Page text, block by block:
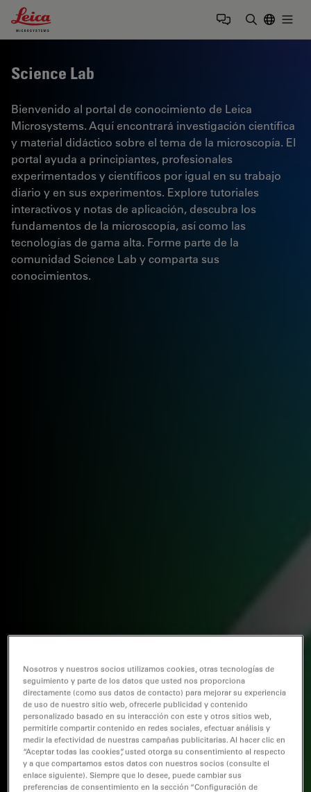
Leica Microsystems Logo
Science Lab
Bienvenido al portal de conocimiento de Leica
Microsystems. Aquí encontrará investigación científica
y material didáctico sobre el tema de la microscopía. El
portal ayuda a principiantes, profesionales
experimentados y científicos por igual en su trabajo
diario y en sus experimentos. Explore tutoriales
interactivos y notas de aplicación, descubra los
fundamentos de la microscopía, así como las
tecnologías de gama alta. Forme parte de la
comunidad Science Lab y comparta sus
conocimientos.
Nosotros y nuestros socios utilizamos cookies, otras tecnologías de
seguimiento y parte de los datos que usted nos proporciona
directamente (como sus datos de contacto) para mejorar su experiencia
de uso de nuestro sitio web, ofrecerle publicidad y contenido
personalizado basado en su interacción con este y otros sitios web,
permitirle compartir contenido en redes sociales, efectuar análisis y
medir la efectividad de nuestras campañas publicitarias. Al hacer clic en
“Aceptar todas las cookies”, usted otorga su consentimiento al respecto
y a que compartamos estos datos con nuestros socios (consulte el
enlace siguiente). Siempre que lo desee, puede cambiar sus
preferencias de consentimiento en la sección “Configuración de